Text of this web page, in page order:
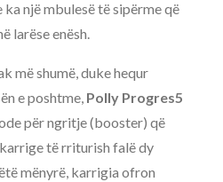
një mbulesë të sipërme që
larëse enësh.
më shumë, duke hequr
e poshtme, Polly Progres5
për ngritje (booster) që
të rriturish falë dy
mënyrë, karrigia ofron